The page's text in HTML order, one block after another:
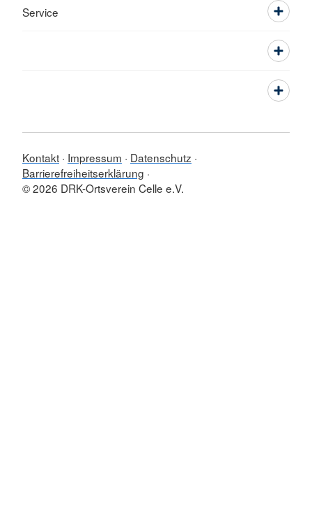
Service
Kontakt Impressum
Datenschutz
Barrierefreiheitserklärung
© 2026 DRK-Ortsverein Celle e.V.